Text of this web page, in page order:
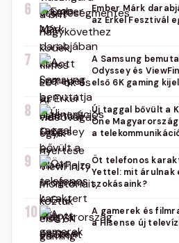
6
Ember Márk
az Erkel Fesztivál
7
A Samsung
Odyssey és
első 6K gaming
8
Új taggal bővült a
One
a
9
Öt telefonos
Yettel: mit árulnak
szokásaink?
10
A gamerek és
a Hisense új